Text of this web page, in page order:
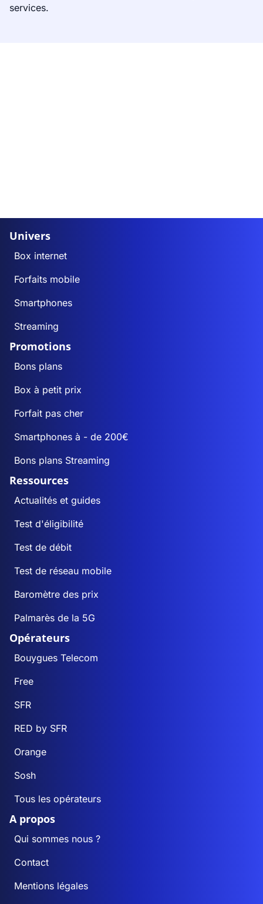
services.
Univers
Box internet
Forfaits mobile
Smartphones
Streaming
Promotions
Bons plans
Box à petit prix
Forfait pas cher
Smartphones à - de 200€
Bons plans Streaming
Ressources
Actualités et guides
Test d'éligibilité
Test de débit
Test de réseau mobile
Baromètre des prix
Palmarès de la 5G
Opérateurs
Bouygues Telecom
Free
SFR
RED by SFR
Orange
Sosh
Tous les opérateurs
A propos
Qui sommes nous ?
Contact
Mentions légales